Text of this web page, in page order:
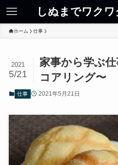
しぬまでワク
ホーム 仕事
家事から学ぶ
コアリング〜
2021
5/21
仕事 2021年5月21日